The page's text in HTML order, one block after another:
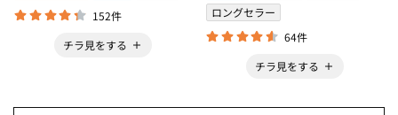
152件
チラ見をする
ロングセラー
64件
チラ見をする